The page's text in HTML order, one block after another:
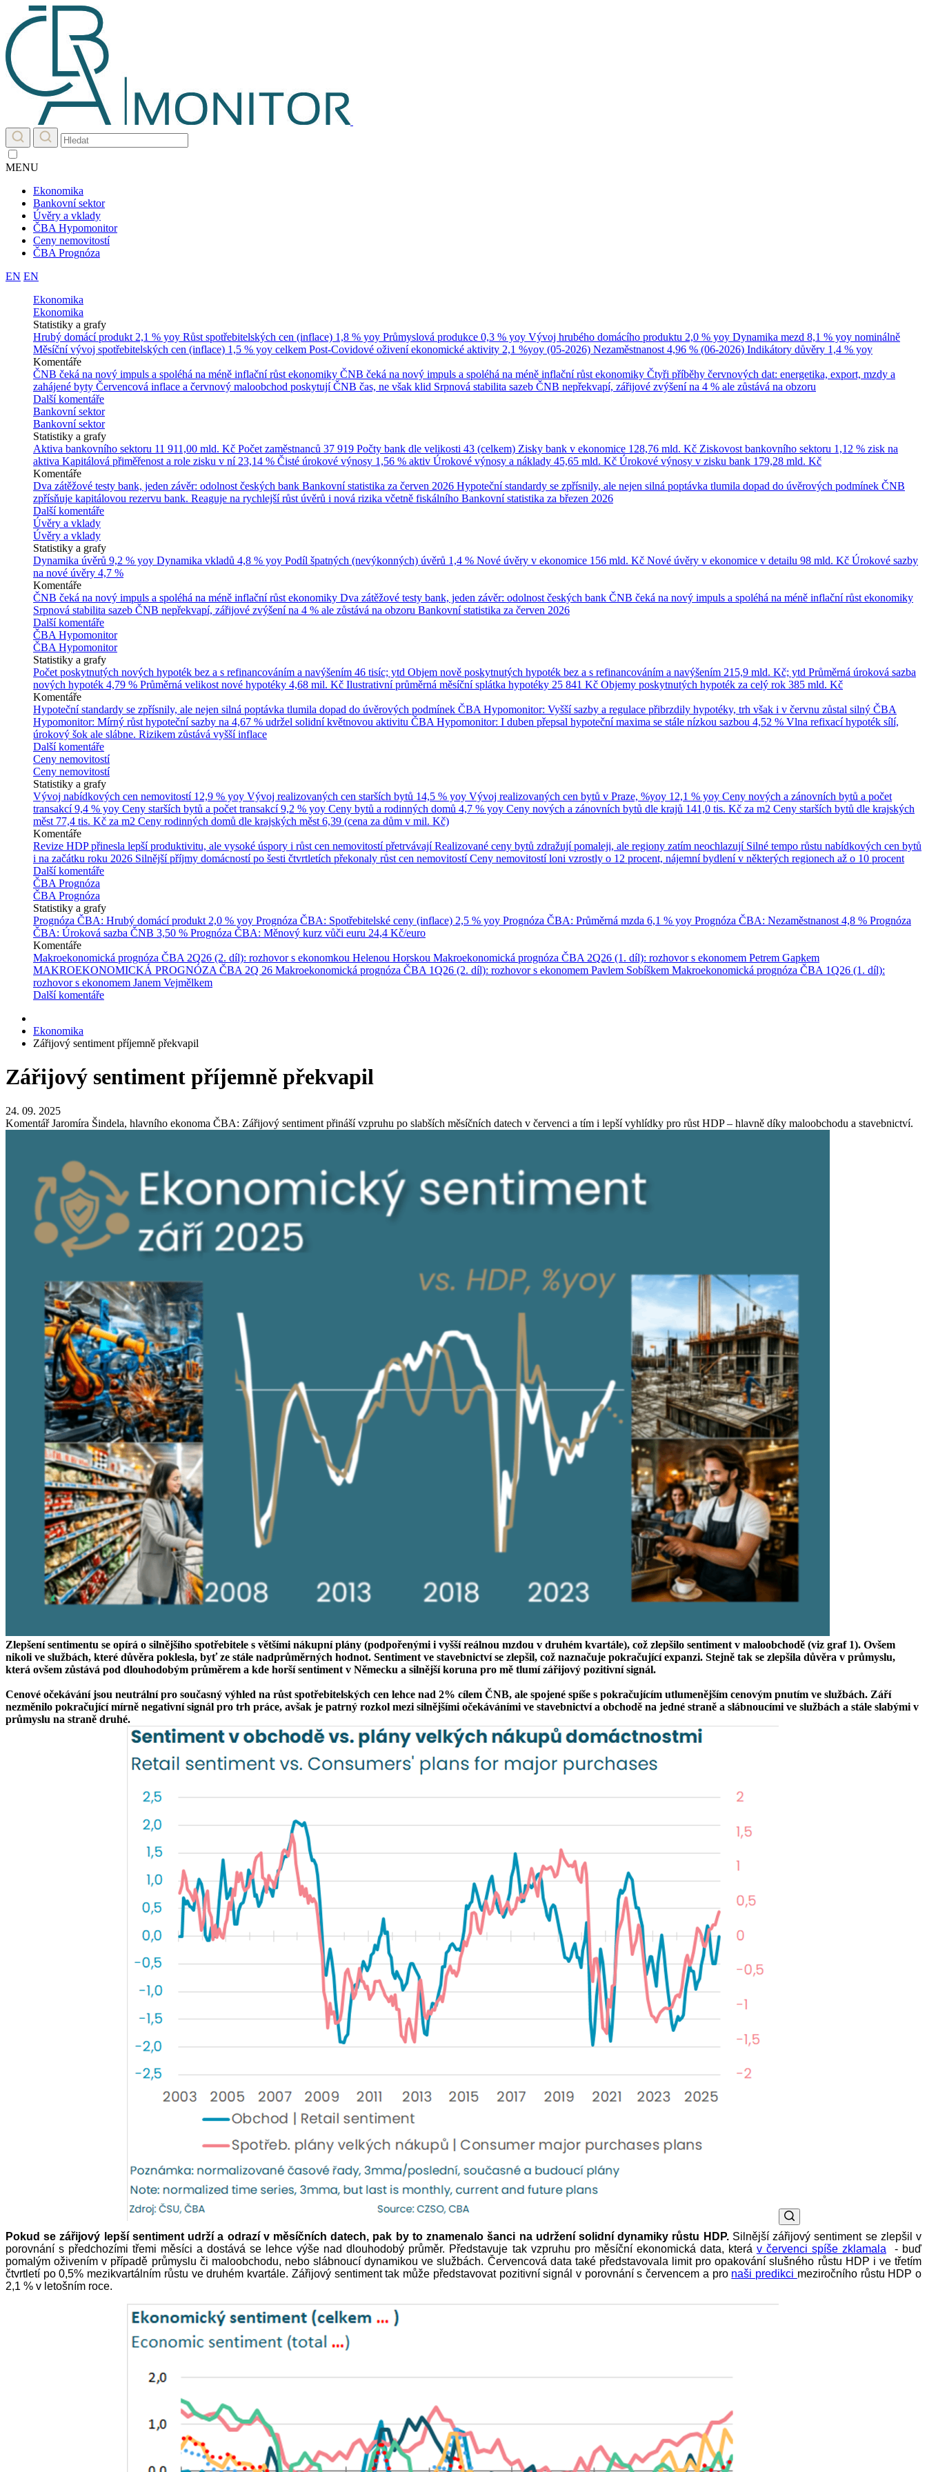
MENU
Ekonomika
Bankovní sektor
Úvěry a vklady
ČBA Hypomonitor
Ceny nemovitostí
ČBA Prognóza
EN EN
Ekonomika
Ekonomika
Statistiky a grafy
Hrubý domácí produkt 2,1 % yoy Růst spotřebitelských cen (inflace) 1,8 % yoy Průmyslová produkce 0,3 % yoy Vývoj hrubého domácího produktu 2,0 % yoy Dynamika mezd 8,1 % yoy nominálně
Měsíční vývoj spotřebitelských cen (inflace) 1,5 % yoy celkem Post-Covidové oživení ekonomické aktivity 2,1 %yoy (05-2026) Nezaměstnanost 4,96 % (06-2026) Indikátory důvěry 1,4 % yoy
Komentáře
ČNB čeká na nový impuls a spoléhá na méně inflační růst ekonomiky ČNB čeká na nový impuls a spoléhá na méně inflační růst ekonomiky Čtyři příběhy červnových dat: energetika, export, mzdy a
zahájené byty Červencová inflace a červnový maloobchod poskytují ČNB čas, ne však klid Srpnová stabilita sazeb ČNB nepřekvapí, zářijové zvýšení na 4 % ale zůstává na obzoru
Další komentáře
Bankovní sektor
Bankovní sektor
Statistiky a grafy
Aktiva bankovního sektoru 11 911,00 mld. Kč Počet zaměstnanců 37 919 Počty bank dle velikosti 43 (celkem) Zisky bank v ekonomice 128,76 mld. Kč Ziskovost bankovního sektoru 1,12 % zisk na
aktiva Kapitálová přiměřenost a role zisku v ní 23,14 % Čisté úrokové výnosy 1,56 % aktiv Úrokové výnosy a náklady 45,65 mld. Kč Úrokové výnosy v zisku bank 179,28 mld. Kč
Komentáře
Dva zátěžové testy bank, jeden závěr: odolnost českých bank Bankovní statistika za červen 2026 Hypoteční standardy se zpřísnily, ale nejen silná poptávka tlumila dopad do úvěrových podmínek ČNB
zpřísňuje kapitálovou rezervu bank. Reaguje na rychlejší růst úvěrů i nová rizika včetně fiskálního Bankovní statistika za březen 2026
Další komentáře
Úvěry a vklady
Úvěry a vklady
Statistiky a grafy
Dynamika úvěrů 9,2 % yoy Dynamika vkladů 4,8 % yoy Podíl špatných (nevýkonných) úvěrů 1,4 % Nové úvěry v ekonomice 156 mld. Kč Nové úvěry v ekonomice v detailu 98 mld. Kč Úrokové sazby
na nové úvěry 4,7 %
Komentáře
ČNB čeká na nový impuls a spoléhá na méně inflační růst ekonomiky Dva zátěžové testy bank, jeden závěr: odolnost českých bank ČNB čeká na nový impuls a spoléhá na méně inflační růst ekonomiky
Srpnová stabilita sazeb ČNB nepřekvapí, zářijové zvýšení na 4 % ale zůstává na obzoru Bankovní statistika za červen 2026
Další komentáře
ČBA Hypomonitor
ČBA Hypomonitor
Statistiky a grafy
Počet poskytnutých nových hypoték bez a s refinancováním a navýšením 46 tisíc; ytd Objem nově poskytnutých hypoték bez a s refinancováním a navýšením 215,9 mld. Kč; ytd Průměrná úroková sazba
nových hypoték 4,79 % Průměrná velikost nové hypotéky 4,68 mil. Kč Ilustrativní průměrná měsíční splátka hypotéky 25 841 Kč Objemy poskytnutých hypoték za celý rok 385 mld. Kč
Komentáře
Hypoteční standardy se zpřísnily, ale nejen silná poptávka tlumila dopad do úvěrových podmínek ČBA Hypomonitor: Vyšší sazby a regulace přibrzdily hypotéky, trh však i v červnu zůstal silný ČBA
Hypomonitor: Mírný růst hypoteční sazby na 4,67 % udržel solidní květnovou aktivitu ČBA Hypomonitor: I duben přepsal hypoteční maxima se stále nízkou sazbou 4,52 % Vlna refixací hypoték sílí,
úrokový šok ale slábne. Rizikem zůstává vyšší inflace
Další komentáře
Ceny nemovitostí
Ceny nemovitostí
Statistiky a grafy
Vývoj nabídkových cen nemovitostí 12,9 % yoy Vývoj realizovaných cen starších bytů 14,5 % yoy Vývoj realizovaných cen bytů v Praze, %yoy 12,1 % yoy Ceny nových a zánovních bytů a počet
transakcí 9,4 % yoy Ceny starších bytů a počet transakcí 9,2 % yoy Ceny bytů a rodinných domů 4,7 % yoy Ceny nových a zánovních bytů dle krajů 141,0 tis. Kč za m2 Ceny starších bytů dle krajských
měst 77,4 tis. Kč za m2 Ceny rodinných domů dle krajských měst 6,39 (cena za dům v mil. Kč)
Komentáře
Revize HDP přinesla lepší produktivitu, ale vysoké úspory i růst cen nemovitostí přetrvávají Realizované ceny bytů zdražují pomaleji, ale regiony zatím neochlazují Silné tempo růstu nabídkových cen bytů
i na začátku roku 2026 Silnější příjmy domácností po šesti čtvrtletích překonaly růst cen nemovitostí Ceny nemovitostí loni vzrostly o 12 procent, nájemní bydlení v některých regionech až o 10 procent
Další komentáře
ČBA Prognóza
ČBA Prognóza
Statistiky a grafy
Prognóza ČBA: Hrubý domácí produkt 2,0 % yoy Prognóza ČBA: Spotřebitelské ceny (inflace) 2,5 % yoy Prognóza ČBA: Průměrná mzda 6,1 % yoy Prognóza ČBA: Nezaměstnanost 4,8 % Prognóza
ČBA: Úroková sazba ČNB 3,50 % Prognóza ČBA: Měnový kurz vůči euru 24,4 Kč/euro
Komentáře
Makroekonomická prognóza ČBA 2Q26 (2. díl): rozhovor s ekonomkou Helenou Horskou Makroekonomická prognóza ČBA 2Q26 (1. díl): rozhovor s ekonomem Petrem Gapkem
MAKROEKONOMICKÁ PROGNÓZA ČBA 2Q 26 Makroekonomická prognóza ČBA 1Q26 (2. díl): rozhovor s ekonomem Pavlem Sobíškem Makroekonomická prognóza ČBA 1Q26 (1. díl):
rozhovor s ekonomem Janem Vejmělkem
Další komentáře
Ekonomika
Zářijový sentiment příjemně překvapil
Zářijový sentiment příjemně překvapil
24. 09. 2025
Komentář Jaromíra Šindela, hlavního ekonoma ČBA: Zářijový sentiment přináší vzpruhu po slabších měsíčních datech v červenci a tím i lepší vyhlídky pro růst HDP – hlavně díky maloobchodu a stavebnictví.
Zlepšení sentimentu se opírá o silnějšího spotřebitele s většími nákupní plány (podpořenými i vyšší reálnou mzdou v druhém kvartále), což zlepšilo sentiment v maloobchodě (viz graf 1). Ovšem
nikoli ve službách, které důvěra poklesla, byť ze stále nadprůměrných hodnot. Sentiment ve stavebnictví se zlepšil, což naznačuje pokračující expanzi. Stejně tak se zlepšila důvěra v průmyslu,
která ovšem zůstává pod dlouhodobým průměrem a kde horší sentiment v Německu a silnější koruna pro mě tlumí zářijový pozitivní signál.
Cenové očekávání jsou neutrální pro současný výhled na růst spotřebitelských cen lehce nad 2% cílem ČNB, ale spojené spíše s pokračujícím utlumenějším cenovým pnutím ve službách. Září
nezměnilo pokračující mírně negativní signál pro trh práce, avšak je patrný rozkol mezi silnějšími očekáváními ve stavebnictví a obchodě na jedné straně a slábnoucími ve službách a stále slabými v
průmyslu na straně druhé.
Pokud se zářijový lepší sentiment udrží a odrazí v měsíčních datech, pak by to znamenalo šanci na udržení solidní dynamiky růstu HDP. Silnější zářijový sentiment se zlepšil v
porovnání s předchozími třemi měsíci a dostává se lehce výše nad dlouhodobý průměr. Představuje tak vzpruhu pro měsíční ekonomická data, která v červenci spíše zklamala - buď
pomalým oživením v případě průmyslu či maloobchodu, nebo slábnoucí dynamikou ve službách. Červencová data také představovala limit pro opakování slušného růstu HDP i ve třetím
čtvrtletí po 0,5% mezikvartálním růstu ve druhém kvartále. Zářijový sentiment tak může představovat pozitivní signál v porovnání s červencem a pro naši predikci meziročního růstu HDP o
2,1 % v letošním roce.